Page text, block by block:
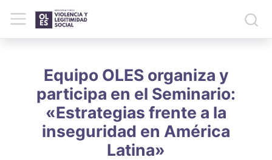
Equipo OLES organiza y
participa en el Seminario:
«Estrategias frente a la
inseguridad en América
Latina»